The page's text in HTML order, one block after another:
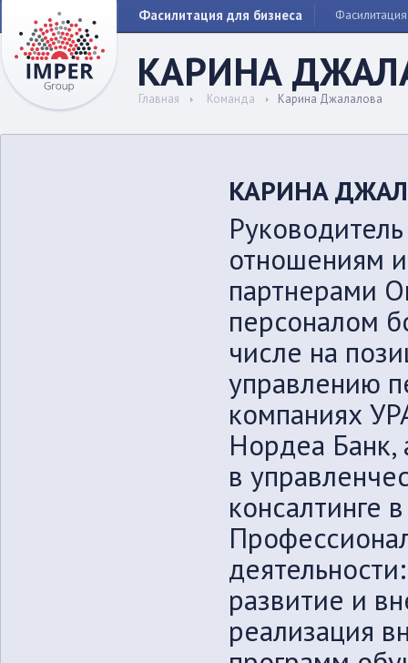
Фасилитация для бизнеса Фасилитация
КАРИНА
Главная Команда Карина Джалалова
КАРИНА
отношениям
партнерами
персоналом
числе на
управлению
компаниях
Нордеа Банк,
в
консалтинге
развитие и
реализация